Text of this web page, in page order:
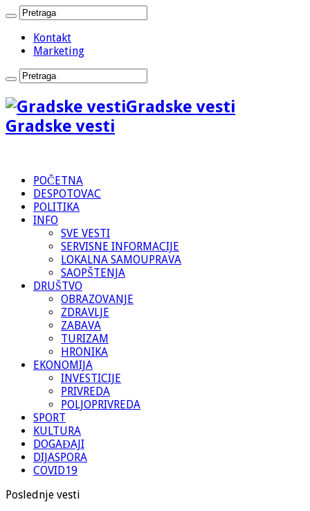
Kontakt
Marketing
Gradske vesti
Gradske vesti
POČETNA
DESPOTOVAC
POLITIKA
INFO
SVE VESTI
SERVISNE INFORMACIJE
LOKALNA SAMOUPRAVA
SAOPŠTENJA
DRUŠTVO
OBRAZOVANJE
ZDRAVLJE
ZABAVA
TURIZAM
HRONIKA
EKONOMIJA
INVESTICIJE
PRIVREDA
POLJOPRIVREDA
SPORT
KULTURA
DOGAĐAJI
DIJASPORA
COVID19
Poslednje vesti